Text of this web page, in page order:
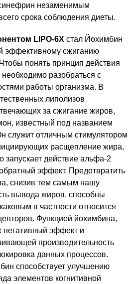
незаменимым
срока соблюдения диеты.
LIPO-6X стал Йохимбин
эффективному сжиганию
понять принцип действия
разобраться с
работы организма. В
липолизов
за сжигание жиров,
известный под названием
служит отличным стимулятором
расщепление жира,
запускает действие альфа-2
эффект. Предотвратить
снизив тем самым нашу
вывода жиров, способны
в частности относится
Функцией йохимбина,
эффект и
производительность
данных процессов.
способствует улучшению
элементов когнитивной